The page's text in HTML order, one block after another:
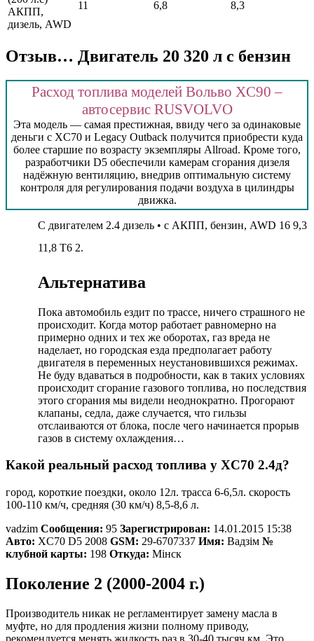
АКПП,
дизель, AWD
11 6,8 8,3
Отзыв… Двигатель 20 320 л с бензин
Расход топлива моделей Вольво XC90 –
автосервис RUSVOLVO
Эта модель — самая престижная, ввиду чего за одинаковые
деньги с XC70 и Legacy Outback получится приобрести куда
более старшие по возрасту экземпляры Allroad. Кроме того,
разработчики D5 обеспечили камерам сгорания дизеля
надёжную вентиляцию, внедрив оптимальную систему
контроля для регулирования подачи воздуха в цилиндры
движка.
С двигателем 2.4 дизель • с АКПП, бензин, AWD 16 9,3
11,8 Т6 2.
Альтернатива
Пока автомобиль ездит по трассе, ничего страшного не
происходит. Когда мотор работает равномерно на
примерно одних и тех же оборотах, газ вреда не
наделает, но городская езда предполагает работу
двигателя в переменных неустановившихся режимах.
Не буду вдаваться в подробности, как в таких условиях
происходит сгорание газового топлива, но последствия
этого сгорания мы видели неоднократно. Прогорают
клапаны, седла, даже случается, что гильзы
отслаиваются от блока, после чего начинается прорыв
газов в систему охлаждения…
Какой реальный расход топлива у XC70 2.4д?
город, короткие поездки, около 12л. трасса 6-6,5л. скорость
100-110 км/ч, средняя (30 км/ч) 8,5-8,6 л.
vadzim Сообщения: 95 Зарегистрирован: 14.01.2015 15:38
Авто: XC70 D5 2008 GSM: 29-6707337 Имя: Вадзім №
клубной карты: 198 Откуда: Мінск
Поколение 2 (2000-2004 г.)
Производитель никак не регламентирует замену масла в
муфте, но для продления жизни полному приводу,
рекомендуется менять жидкость раз в 30-40 тысяч км. Это